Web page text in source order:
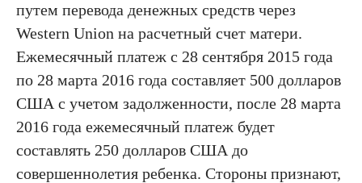
путем перевода денежных средств через
Western Union на расчетный счет матери.
Ежемесячный платеж с 28 сентября 2015 года
по 28 марта 2016 года составляет 500 долларов
США с учетом задолженности, после 28 марта
2016 года ежемесячный платеж будет
составлять 250 долларов США до
совершеннолетия ребенка. Стороны признают,